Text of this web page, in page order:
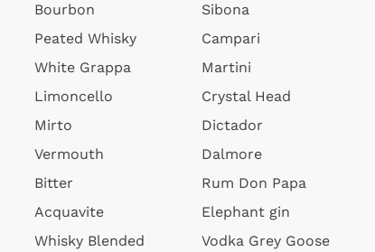
Bourbon
Peated Whisky
White Grappa
Limoncello
Mirto
Vermouth
Bitter
Acquavite
Whisky Blended
Sibona
Campari
Martini
Crystal Head
Dictador
Dalmore
Rum Don Papa
Elephant gin
Vodka Grey Goose